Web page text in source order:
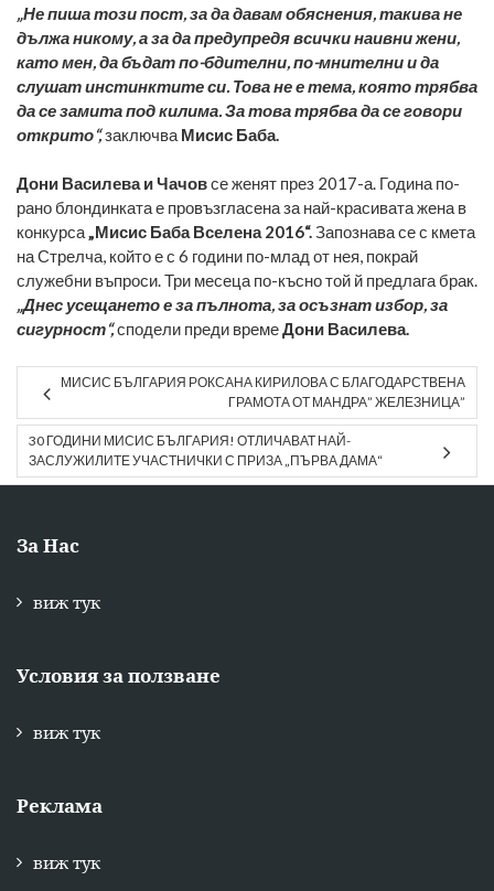
„Не пиша този пост, за да давам обяснения, такива не
дължа никому, а за да предупредя всички наивни жени,
като мен, да бъдат по-бдителни, по-мнителни и да
слушат инстинктите си. Това не е тема, която трябва
да се замита под килима. За това трябва да се говори
открито“,заключва Мисис Баба.
Дони Василева и Чачовсе женят през 2017-а. Година по-
рано блондинката е провъзгласена за най-красивата жена в
конкурса„Мисис Баба Вселена 2016“.Запознава се с кмета
на Стрелча, който е с 6 години по-млад от нея, покрай
служебни въпроси. Три месеца по-късно той й предлага брак.
„Днес усещането е за пълнота, за осъзнат избор, за
сигурност“,сподели преди времеДони Василева.
МИСИС БЪЛГАРИЯ РОКСАНА КИРИЛОВА С БЛАГОДАРСТВЕНА
ГРАМОТА ОТ МАНДРА” ЖЕЛЕЗНИЦА”
30 ГОДИНИ МИСИС БЪЛГАРИЯ! ОТЛИЧАВАТ НАЙ-
ЗАСЛУЖИЛИТЕ УЧАСТНИЧКИ С ПРИЗА „ПЪРВА ДАМА“
За Нас
виж тук
Условия за ползване
виж тук
Реклама
виж тук